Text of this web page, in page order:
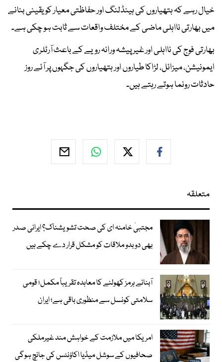
خیال رہے کہ ہتھیاروں کی ہینڈلنگ اور حفاظتی معیار کو یقینی بنانے
میں بھارتی نااہلی ماضی کے مختلف واقعات سے ثابت ہو چکی ہے۔
بھارتی فوج کی نااہلی اور غیر پیشہ ورانہ رویے کے باعث آرٹلری
ایمونیشن، میزائل، لڑاکا طیاروں اور ہتھیاروں کی جگہوں پر آئے روز
حادثات رونما ہوتے رہتے ہیں۔
متعلقہ
مجتبیٰ خامنہ ای کی صحت تشویشناک؟ ایرانی صدر
بھی دوبدو ملاقات کو مشکل قرار دے چکے ہیں
آبنائے ہرمز کھولنے کا معاہدہ تقریباً مکمل؛ قومی
سلامتی کونسل سے منظوری باقی ہے؛ ایران
امریکا میں ملازمت کے خواہش مند غیرملکی
صحافیوں کے سوشل میڈیا اکاؤنٹس کی جانچ ہوگی